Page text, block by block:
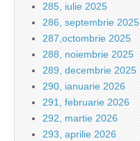
285, iulie 2025
286, septembrie 2025
287,octombrie 2025
288, noiembrie 2025
289, decembrie 2025
290, ianuarie 2026
291, februarie 2026
292, martie 2026
293, aprilie 2026